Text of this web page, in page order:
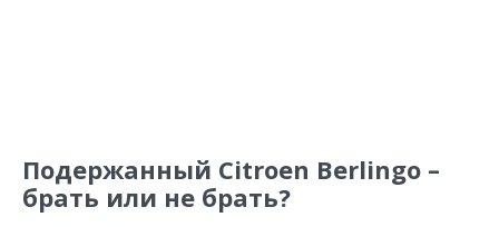
Подержанный Citroen Berlingo –
брать или не брать?